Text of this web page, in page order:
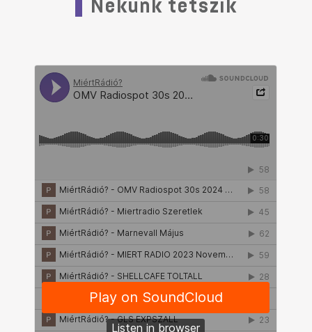
Nekünk tetszik